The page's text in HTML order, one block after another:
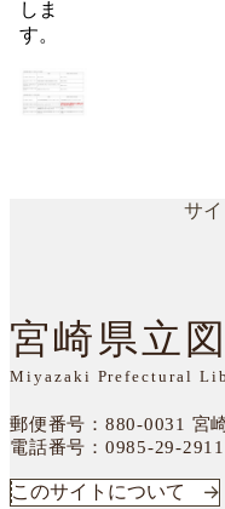
しま
す。
サ
宮崎県立
Miyazaki Prefectural
郵便番号：880-0031 宮
電話番号： 0985-29-2911
このサイトについて